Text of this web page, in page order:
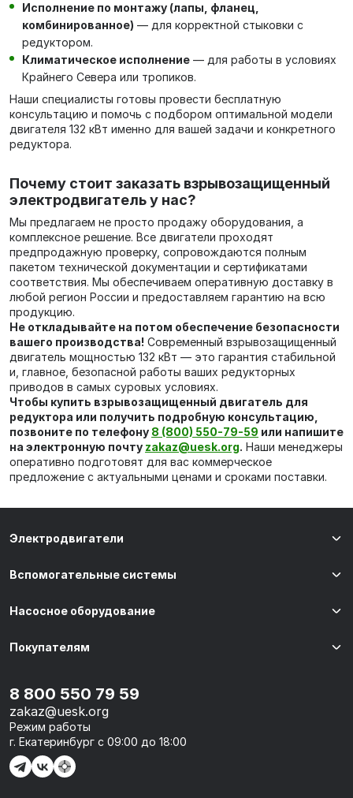
Исполнение по монтажу (лапы, фланец,
комбинированное) — для корректной стыковки с
редуктором.
Климатическое исполнение — для работы в условиях
Крайнего Севера или тропиков.
Наши специалисты готовы провести бесплатную
консультацию и помочь с подбором оптимальной модели
двигателя 132 кВт именно для вашей задачи и конкретного
редуктора.
Почему стоит заказать взрывозащищенный
электродвигатель у нас?
Мы предлагаем не просто продажу оборудования, а
комплексное решение. Все двигатели проходят
предпродажную проверку, сопровождаются полным
пакетом технической документации и сертификатами
соответствия. Мы обеспечиваем оперативную доставку в
любой регион России и предоставляем гарантию на всю
продукцию.
Не откладывайте на потом обеспечение безопасности
вашего производства! Современный взрывозащищенный
двигатель мощностью 132 кВт — это гарантия стабильной
и, главное, безопасной работы ваших редукторных
приводов в самых суровых условиях.
Чтобы купить взрывозащищенный двигатель для
редуктора или получить подробную консультацию,
позвоните по телефону 8 (800) 550-79-59 или напишите
на электронную почту zakaz@uesk.org. Наши менеджеры
оперативно подготовят для вас коммерческое
предложение с актуальными ценами и сроками поставки.
Электродвигатели
Вспомогательные системы
Насосное оборудование
Покупателям
8 800 550 79 59
zakaz@uesk.org
Режим работы
г. Екатеринбург с 09:00 до 18:00